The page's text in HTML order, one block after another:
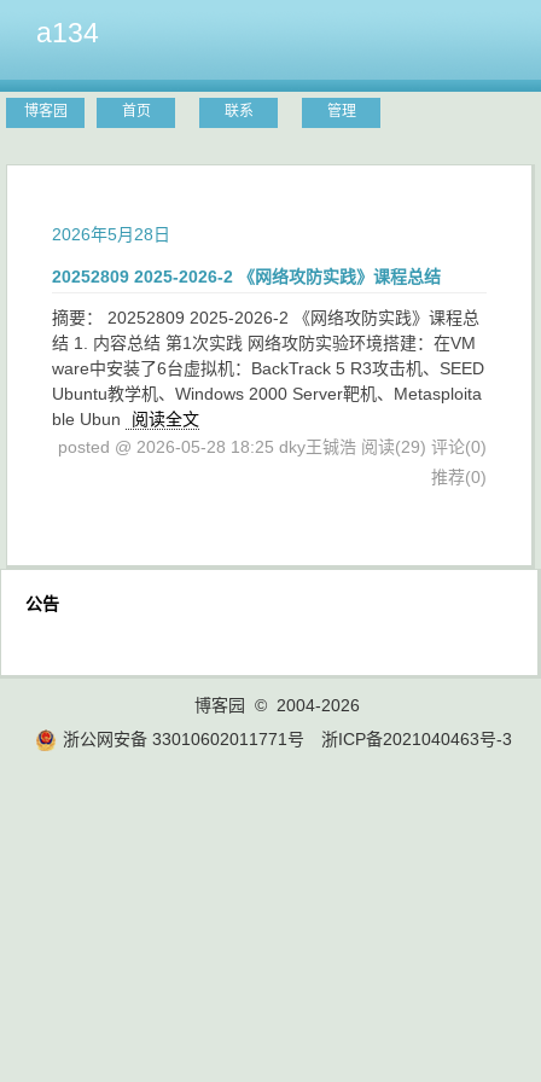
a134
博客园 首页 联系 管理
2026年5月28日
20252809 2025-2026-2 《网络攻防实践》课程总结
摘要： 20252809 2025-2026-2 《网络攻防实践》课程总
结 1. 内容总结 第1次实践 网络攻防实验环境搭建：在VM
ware中安装了6台虚拟机：BackTrack 5 R3攻击机、SEED
Ubuntu教学机、Windows 2000 Server靶机、Metasploita
ble Ubun
阅读全文
posted @ 2026-05-28 18:25 dky王铖浩 阅读(29) 评论(0)
推荐(0)
公告
博客园
© 2004-2026
浙公网安备 33010602011771号
浙ICP备2021040463号-3